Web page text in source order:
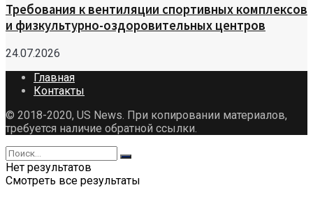
Требования к вентиляции спортивных комплексов
и физкультурно-оздоровительных центров
24.07.2026
Главная
Контакты
© 2018-2020, US News. При копировании материалов,
требуется наличие обратной ссылки.
Нет результатов
Смотреть все результаты